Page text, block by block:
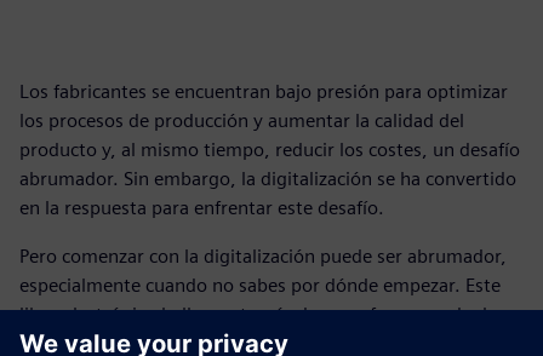
Los fabricantes se encuentran bajo presión para optimizar
los procesos de producción y aumentar la calidad del
producto y, al mismo tiempo, reducir los costes, un desafío
abrumador. Sin embargo, la digitalización se ha convertido
en la respuesta para enfrentar este desafío.
Pero comenzar con la digitalización puede ser abrumador,
especialmente cuando no sabes por dónde empezar. Este
libro electrónico lo lleva a través de un enfoque gradual y
planificado para implementar la Internet industrial de las